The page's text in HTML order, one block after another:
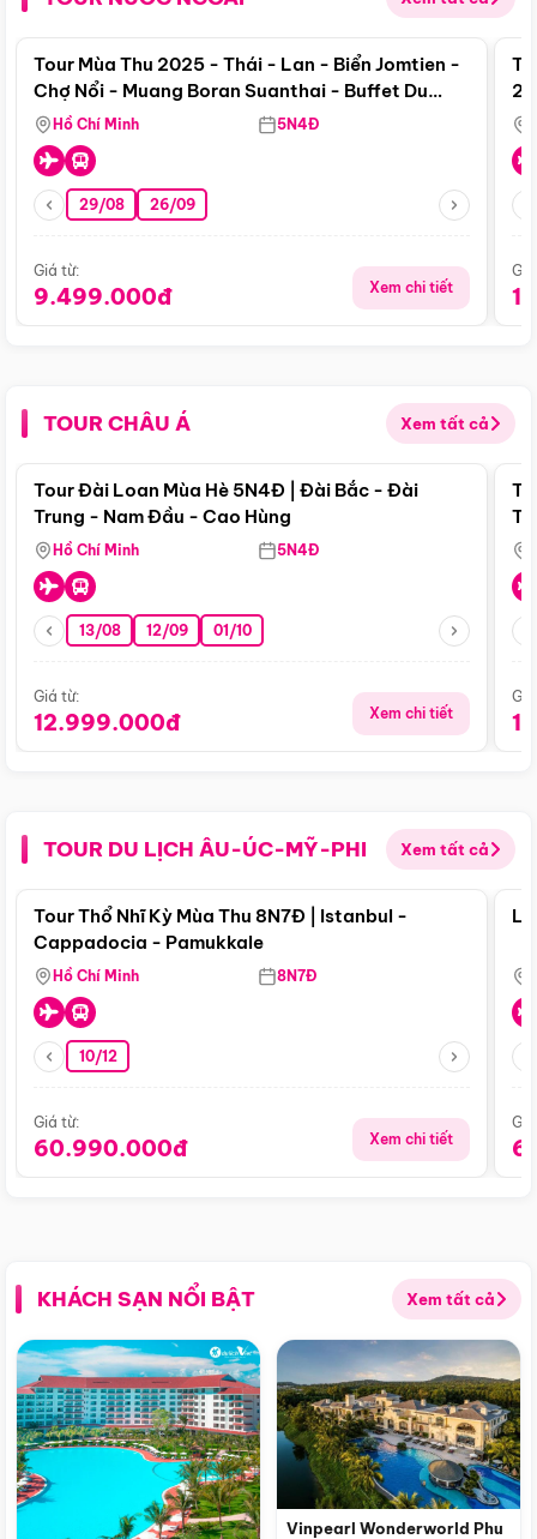
Điểm nổi bật
Tour Mùa Thu 2025 - Thái - Lan - Biển Jomtien -
Chợ Nổi - Muang Boran Suanthai - Buffet Du
Thuyền Sông Chaophraya
Hồ Chí Minh 5N4Đ
29/08 26/09
Giá từ:
9.499.000đ Xem chi tiết
TOUR CHÂU Á Xem tất cả
Điểm nổi bật
Tour Đài Loan Mùa Hè 5N4Đ | Đài Bắc - Đài
Trung - Nam Đầu - Cao Hùng
Hồ Chí Minh 5N4Đ
13/08 12/09 01/10
Giá từ:
12.999.000đ Xem chi tiết
TOUR DU LỊCH ÂU-ÚC-MỸ-PHI Xem tất cả
Điểm nổi bật
Tour Thổ Nhĩ Kỳ Mùa Thu 8N7Đ | Istanbul -
Cappadocia - Pamukkale
Hồ Chí Minh 8N7Đ
10/12
Giá từ:
60.990.000đ Xem chi tiết
KHÁCH SẠN NỔI BẬT Xem tất cả
Vinpearl Wonderworld Phu